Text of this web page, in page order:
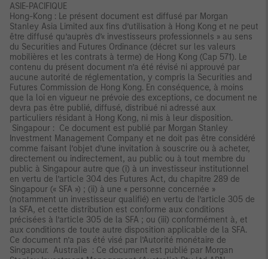
ASIE-PACIFIQUE
Hong-Kong : Le présent document est diffusé par Morgan
Stanley Asia Limited aux fins d’utilisation à Hong Kong et ne peut
être diffusé qu’auprès d’« investisseurs professionnels » au sens
du Securities and Futures Ordinance (décret sur les valeurs
mobilières et les contrats à terme) de Hong Kong (Cap 571). Le
contenu du présent document n’a été révisé ni approuvé par
aucune autorité de réglementation, y compris la Securities and
Futures Commission de Hong Kong. En conséquence, à moins
que la loi en vigueur ne prévoie des exceptions, ce document ne
devra pas être publié, diffusé, distribué ni adressé aux
particuliers résidant à Hong Kong, ni mis à leur disposition.
Singapour : Ce document est publié par Morgan Stanley
Investment Management Company et ne doit pas être considéré
comme faisant l’objet d’une invitation à souscrire ou à acheter,
directement ou indirectement, au public ou à tout membre du
public à Singapour autre que (i) à un investisseur institutionnel
en vertu de l’article 304 des Futures Act, du chapitre 289 de
Singapour (« SFA ») ; (ii) à une « personne concernée »
(notamment un investisseur qualifié) en vertu de l’article 305 de
la SFA, et cette distribution est conforme aux conditions
précisées à l’article 305 de la SFA ; ou (iii) conformément à, et
aux conditions de toute autre disposition applicable de la SFA.
Ce document n’a pas été visé par l’Autorité monétaire de
Singapour. Australie : Ce document est publié par Morgan